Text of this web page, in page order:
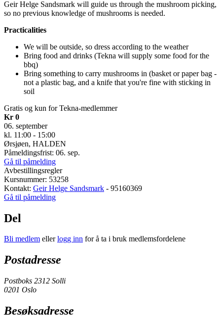
Geir Helge Sandsmark will guide us through the mushroom picking,
so no previous knowledge of mushrooms is needed.
Practicalities
We will be outside, so dress according to the weather
Bring food and drinks (Tekna will supply some food for the
bbq)
Bring something to carry mushrooms in (basket or paper bag -
not a plastic bag, and a knife that you're fine with sticking in
soil
Gratis og kun for Tekna-medlemmer
Kr 0
06. september
kl. 11:00 - 15:00
Ørsjøen, HALDEN
Påmeldingsfrist: 06. sep.
Gå til påmelding
Avbestillingsregler
Kursnummer: 53258
Kontakt: Geir Helge Sandsmark - 95160369
Gå til påmelding
Del
Bli medlem ellerlogg inn for å ta i bruk medlemsfordelene
Postadresse
Postboks 2312 Solli
0201 Oslo
Besøksadresse